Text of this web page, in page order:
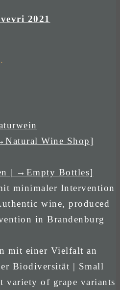
2021
Wine Shop]
| →Empty Bottles]
minimaler Intervention
wine, produced
in Brandenburg
mit einer Vielfalt an
Biodiversität | Small
variety of grape variants